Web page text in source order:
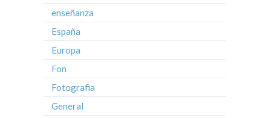
enseñanza
España
Europa
Fon
Fotografia
General